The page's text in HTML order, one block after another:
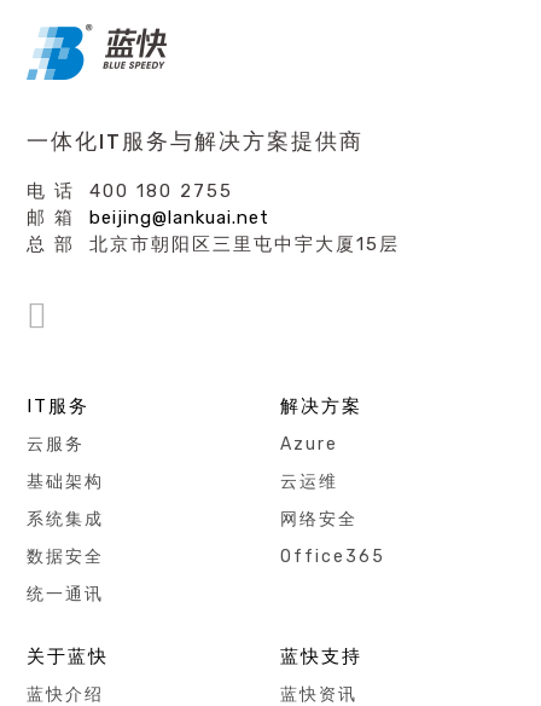
一体化IT服务与解决方案提供商
电 话 400 180 2755
邮 箱beijing@lankuai.net
总 部 北京市朝阳区三里屯中宇大厦15层
IT服务
云服务
基础架构
系统集成
数据安全
统一通讯
解决方案
Azure
云运维
网络安全
Office365
关于蓝快
蓝快介绍
蓝快支持
蓝快资讯